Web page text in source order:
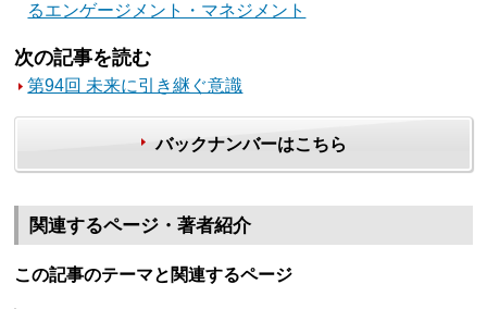
るエンゲージメント・マネジメント
次の記事を読む
第94回 未来に引き継ぐ意識
バックナンバーはこちら
関連するページ・著者紹介
この記事のテーマと関連するページ